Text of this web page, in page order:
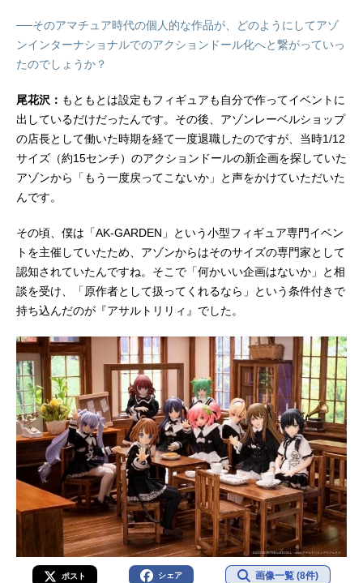
──そのアマチュア時代の個人的な作品が、どのようにしてアゾ
ンインターナショナルでのアクションドール化へと繋がっていっ
たのでしょうか？
尾花沢： もともとは設定もフィギュアも自分で作ってイベントに
出しているだけだったんです。その後、アゾンレーベルショップ
の店長として働いた時期を経て一度退職したのですが、当時1/12
サイズ（約15センチ）のアクションドールの新企画を探していた
アゾンから「もう一度戻ってこないか」と声をかけていただいた
んです。
その頃、僕は「AK-GARDEN」という小型フィギュア専門イベン
トを主催していたため、アゾンからはそのサイズの専門家として
認知されていたんですね。そこで「何かいい企画はないか」と相
談を受け、「原作者として扱ってくれるなら」という条件付きで
持ち込んだのが『アサルトリリィ』でした。
ポスト シェア 画像一覧 (8件)